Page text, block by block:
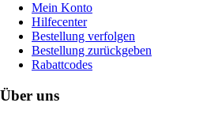
Mein Konto
Hilfecenter
Bestellung verfolgen
Bestellung zurückgeben
Rabattcodes
Über uns